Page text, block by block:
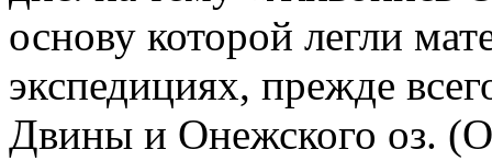
основу которой легли
экспедициях, прежде
Двины и Онежского оз.